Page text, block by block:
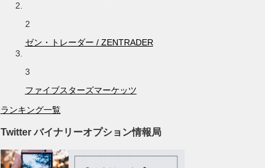
2
ゼン・トレーダー / ZENTRADER
3
ファイブスターズマーケッツ
ランキング一覧
Twitter バイナリーオプション情報局